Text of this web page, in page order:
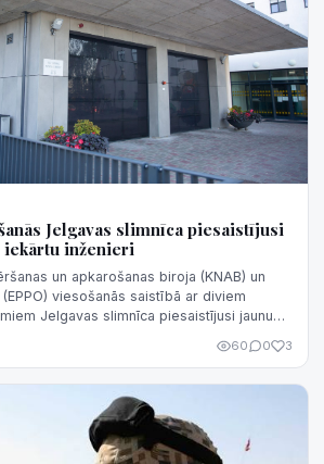
Jelgavas slimnīca piesaistījusi
iekārtu inženieri
un apkarošanas biroja (KNAB) un
viesošanās saistībā ar diviem
Jelgavas slimnīca piesaistījusi jaunu
60 0 3